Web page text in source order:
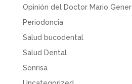
Opinión del Doctor Mario Gener
Periodoncia
Salud bucodental
Salud Dental
Sonrisa